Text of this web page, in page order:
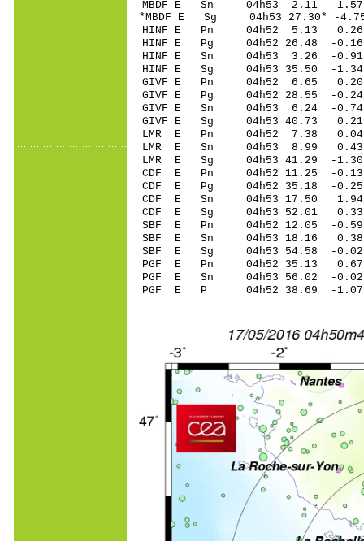
MBDF E Sn 04h53 2.11
*MBDF E Sg 04h53 27.30* -
HINF E Pn 04h52 5.13 0.26
HINF E Pg 04h52 26.48 -
HINF E Sn 04h53 3.26 -0.91
HINF E Sg 04h53 35.50 -
GIVF E Pn 04h52 6.65 0.20
GIVF E Pg 04h52 28.55 -
GIVF E Sn 04h53 6.24 -0.74
GIVF E Sg 04h53 40.73
LMR E Pn 04h52 7.38 0.04
LMR E Sn 04h53 8.99 0.43
LMR E Sg 04h53 41.29 -
CDF E Pn 04h52 11.25 -
CDF E Pg 04h52 35.18 -
CDF E Sn 04h53 17.50 1.94
CDF E Sg 04h53 52.01
SBF E Pn 04h52 12.05 -0.59
SBF E Sn 04h53 18.16 0.38
SBF E Sg 04h53 54.58 -
PGF E Pn 04h52 35.13 0.67
PGF E Sn 04h53 56.02 -0.02
PGF E P 04h52 38.69 -1.07